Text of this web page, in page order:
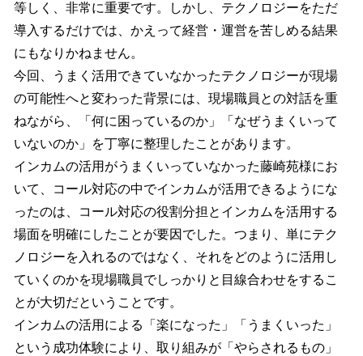
等しく、非常に重要です。しかし、テクノロジーをただ
導入するだけでは、かえって経営・運営を苦しめる結果
にもなりかねません。
今回、うまく活用できていなかったテクノロジーが現場
の可能性へと変わった背景には、現場職員との対話を重
ねながら、「何に困っているのか」「なぜうまくいって
いないのか」を丁寧に整理したことがあります。
インカムの活用がうまくいっていなかった藤崎苑様にお
いて、コール対応の中でインカムが活用できるようにな
ったのは、コール対応の役割分担とインカムを活用する
場面を明確にしたことが要因でした。つまり、単にテク
ノロジーを入れるのではなく、それをどのように活用し
ていくのかを現場職員でしっかりと目線合わせをするこ
とが大切だということです。
インカムの活用による「楽になった」「うまくいった」
という成功体験により、取り組みが「やらされるもの」